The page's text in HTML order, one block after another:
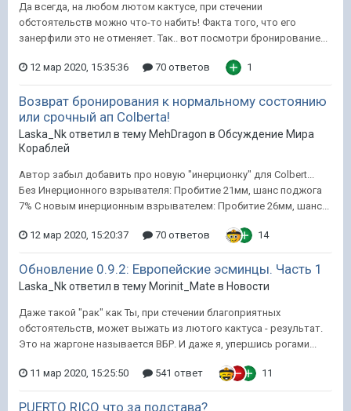
Да всегда, на любом лютом кактусе, при стечении
обстоятельств можно что-то набить! Факта того, что его
занерфили это не отменяет. Так.. вот посмотри бронирование...
12 мар 2020, 15:35:36 70 ответов 1
Возврат бронирования к нормальному состоянию
или срочный ап Colberta!
Laska_Nk ответил в тему MehDragon в Обсуждение Мира
Кораблей
Автор забыл добавить про новую "инерционку" для Сolbert...
Без Инерционного взрывателя: Пробитие 21мм, шанс поджога
7% С новым инерционным взрывателем: Пробитие 26мм, шанс...
12 мар 2020, 15:20:37 70 ответов 14
Обновление 0.9.2: Европейские эсминцы. Часть 1
Laska_Nk ответил в тему Morinit_Mate в Новости
Даже такой "рак" как Ты, при стечении благоприятных
обстоятельств, может выжать из лютого кактуса - результат.
Это на жаргоне называется ВБР. И даже я, упершись рогами...
11 мар 2020, 15:25:50 541 ответ 11
PUERTO RICO что за подстава?